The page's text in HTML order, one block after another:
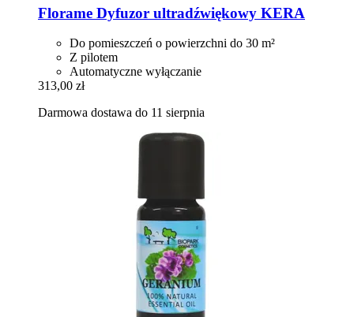
Florame Dyfuzor ultradźwiękowy KERA
Do pomieszczeń o powierzchni do 30 m²
Z pilotem
Automatyczne wyłączanie
313,00 zł
Darmowa dostawa do 11 sierpnia